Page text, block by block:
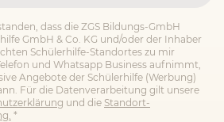
dass die ZGS Bildungs-GmbH
GmbH & Co. KG und/oder der Inhaber
Schülerhilfe-Standortes zu mir
und Whatsapp Business aufnimmt,
Angebote der Schülerhilfe (Werbung)
Für die Datenverarbeitung gilt unsere
und die Standort-
*